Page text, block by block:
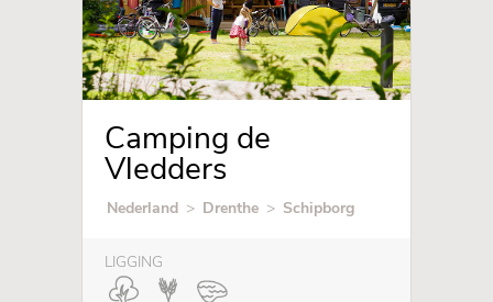
Camping de
Vledders
Nederland > Drenthe > Schipborg
LIGGING